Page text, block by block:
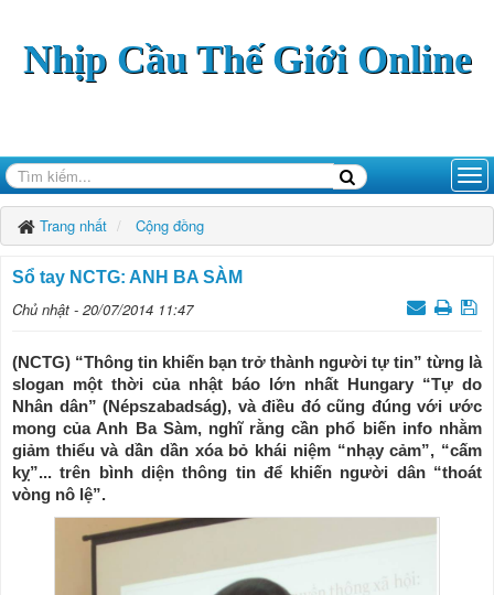
Nhịp Cầu Thế Giới Online
Trang nhất Cộng đồng
Sổ tay NCTG: ANH BA SÀM
Chủ nhật - 20/07/2014 11:47
(NCTG) “Thông tin khiến bạn trở thành người tự tin” từng là
slogan một thời của nhật báo lớn nhất Hungary “Tự do
Nhân dân” (Népszabadság), và điều đó cũng đúng với ước
mong của Anh Ba Sàm, nghĩ rằng cần phổ biến info nhằm
giảm thiểu và dần dần xóa bỏ khái niệm “nhạy cảm”, “cấm
kỵ”... trên bình diện thông tin để khiến người dân “thoát
vòng nô lệ”.